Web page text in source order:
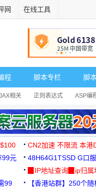
网 在线工具
程 脚本专栏 脚
相关 正则表达式 ASP编
CN2加速 不限流 本港
99元
48H64G1TSSD G口
3000+可免费测试
▉IP地址查询▉ip归
99
【香港站群】250个